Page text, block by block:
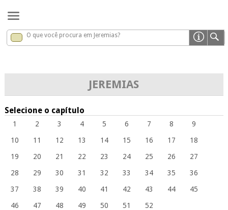
Jeremias x
O que você procura em Jeremias?
JEREMIAS
Selecione o capítulo
1 2 3 4 5 6 7 8
9
10
11 12 13 14 15 16 17
18
19
20 21 22 23 24 25 26
27
28
29 30 31 32 33 34 35
36
37
38 39 40 41 42 43 44
45
46
47 48 49 50 51 52